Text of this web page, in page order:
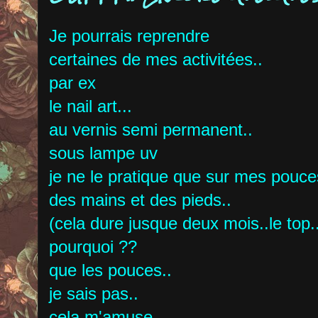
Je pourrais reprendre
certaines de mes activitées..
par ex
le nail art...
au vernis semi permanent..
sous lampe uv
je ne le pratique que sur mes
des mains et des pieds..
(cela dure jusque deux mois..le
pourquoi ??
que les pouces..
je sais pas..